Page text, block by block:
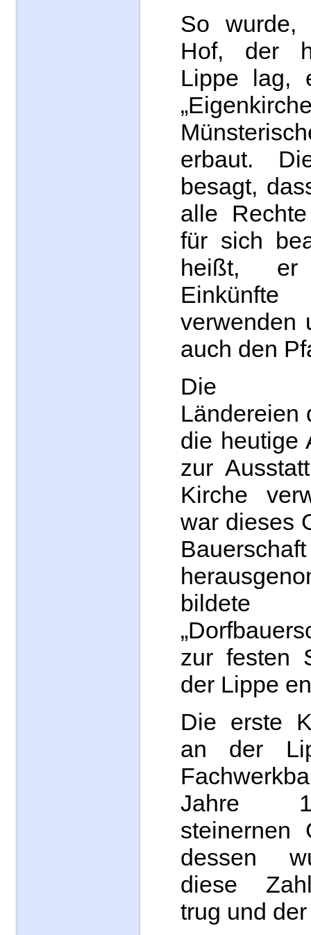
So wurde,
Hof, der
Lippe lag,
erbaut.
besagt,
alle
für sich
heißt,
verwenden
auch den
Die
Ländereien
die heutige
zur
Kirche
war dieses
zur festen
der Lippe
Die erste
an der
Jahre
steinernen
dessen
diese
trug und